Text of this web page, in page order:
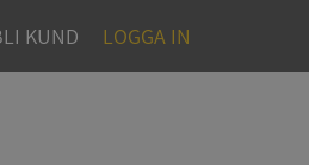
BLI KUND LOGGA IN